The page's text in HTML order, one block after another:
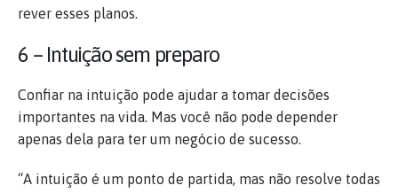
rever esses planos.
6 – Intuição sem preparo
Confiar na intuição pode ajudar a tomar decisões
importantes na vida. Mas você não pode depender
apenas dela para ter um negócio de sucesso.
“A intuição é um ponto de partida, mas não resolve todas